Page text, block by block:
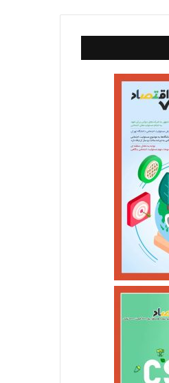
سکوی پارس
سومین واحد بخار نیروگاه عسلویه در آستانه اتصال به شبکه